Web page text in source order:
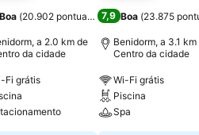
)
Boa (20.902 pontuações)
a 2.0 km de
da cidade
Fi grátis
7,9 Boa (23.875
Benidorm, a 3.1 km
Centro da cidade
Wi-Fi grátis
Piscina
Spa